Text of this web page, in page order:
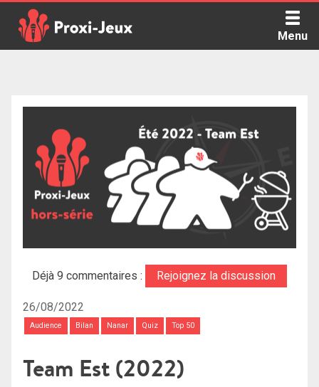
content
Menu
Déjà 9 commentaires : Rejoignez la discussion
26/08/2022
Audience Bilan Nanar Quiz Top 50
Team Est (2022)